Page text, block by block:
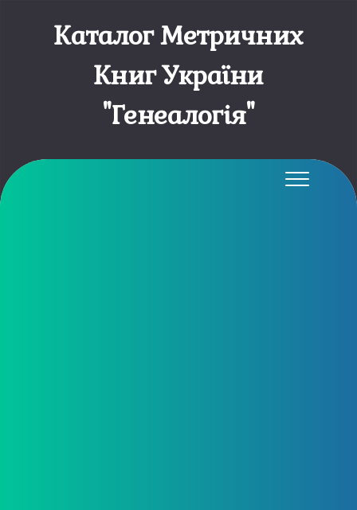
Каталог Метричних
Книг України
"Генеалогія"